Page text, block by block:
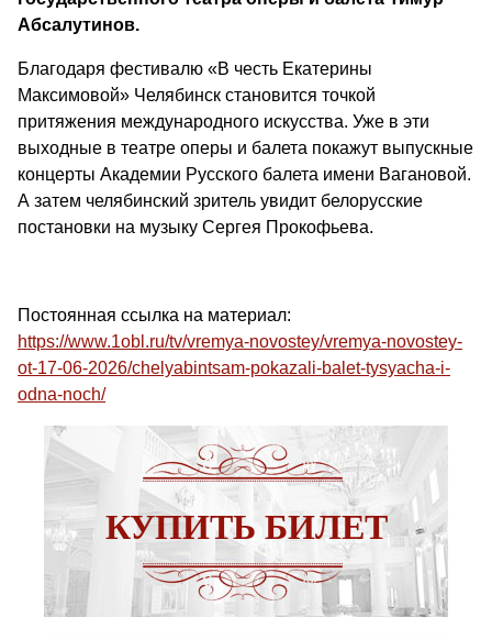
Абсалутинов.
Благодаря фестивалю «В честь Екатерины
Максимовой» Челябинск становится точкой
притяжения международного искусства. Уже в эти
выходные в театре оперы и балета покажут выпускные
концерты Академии Русского балета имени Вагановой.
А затем челябинский зритель увидит белорусские
постановки на музыку Сергея Прокофьева.
Постоянная ссылка на материал:
https://www.1obl.ru/tv/vremya-novostey/vremya-novostey-
ot-17-06-2026/chelyabintsam-pokazali-balet-tysyacha-i-
odna-noch/
КУПИТЬ БИЛЕТ